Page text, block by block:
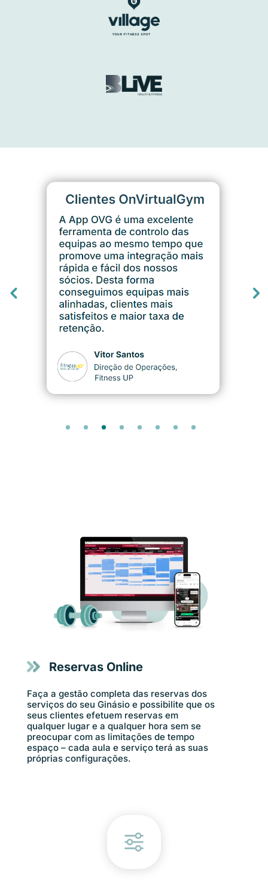
Reservas Online
Faça a gestão completa das reservas dos
serviços do seu Ginásio e possibilite que os
seus clientes efetuem reservas em
qualquer lugar e a qualquer hora sem se
preocupar com as limitações de tempo
espaço – cada aula e serviço terá as suas
próprias configurações.